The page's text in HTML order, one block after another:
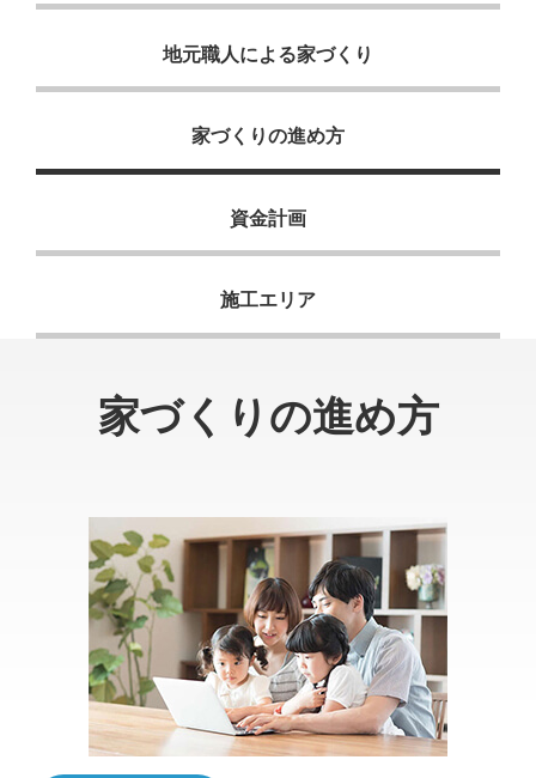
地元職人による家づくり
家づくりの進め方
資金計画
施工エリア
家づくりの進め方